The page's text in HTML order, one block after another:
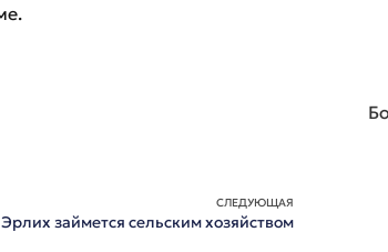
СЛЕДУЮЩАЯ
займется сельским хозяйством